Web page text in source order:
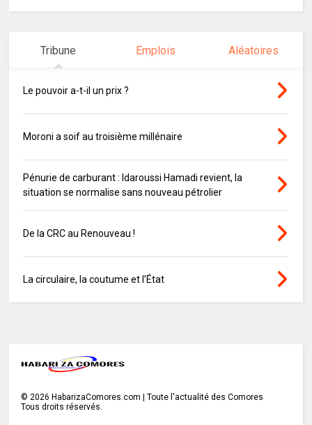
Tribune Emplois Aléatoires
Le pouvoir a-t-il un prix ?
Moroni a soif au troisième millénaire
Pénurie de carburant : Idaroussi Hamadi revient, la
situation se normalise sans nouveau pétrolier
De la CRC au Renouveau !
La circulaire, la coutume et l’État
©2026 HabarizaComores.com | Toute l'actualité des Comores
Tous droits réservés.